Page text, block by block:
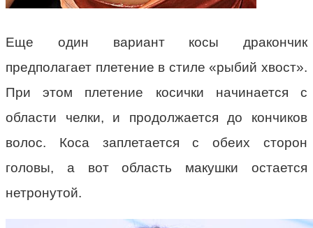
Еще один вариант косы дракончик
предполагает плетение в стиле «рыбий хвост».
При этом плетение косички начинается с
области челки, и продолжается до кончиков
волос. Коса заплетается с обеих сторон
головы, а вот область макушки остается
нетронутой.